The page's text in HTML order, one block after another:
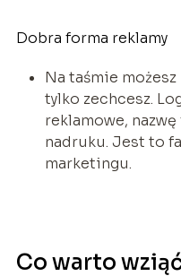
Dobra forma reklamy
Na taśmie
tylko zechcesz.
reklamowe,
nadruku. Jest to
marketingu.
Co warto